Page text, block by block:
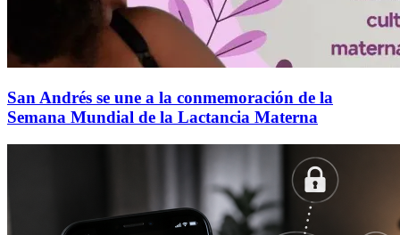
San Andrés se une a la conmemoración de la
Semana Mundial de la Lactancia Materna